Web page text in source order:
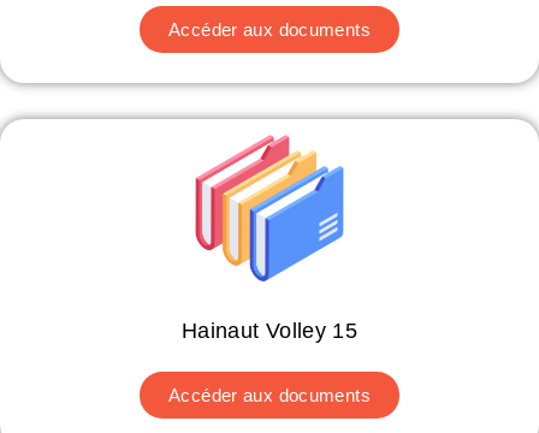
Accéder aux documents
Hainaut Volley 15
Accéder aux documents